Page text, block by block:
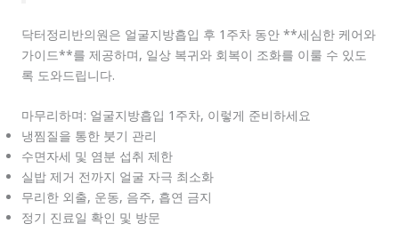
닥터정리반의원은 얼굴지방흡입 후 1주차 동안 **세심한 케어와
가이드**를 제공하며, 일상 복귀와 회복이 조화를 이룰 수 있도
록 도와드립니다.
마무리하며: 얼굴지방흡입 1주차, 이렇게 준비하세요
냉찜질을 통한 붓기 관리
수면자세 및 염분 섭취 제한
실밥 제거 전까지 얼굴 자극 최소화
무리한 외출, 운동, 음주, 흡연 금지
정기 진료일 확인 및 방문